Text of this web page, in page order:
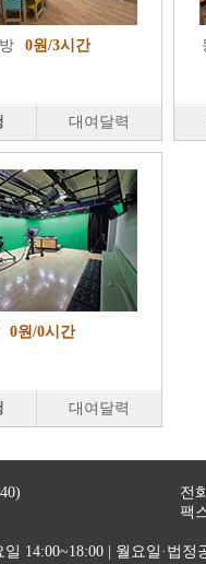
0원/3시간
대여달력
0원/0시간
대여달력
전
팩
14:00~18:00 | 월요일·법정